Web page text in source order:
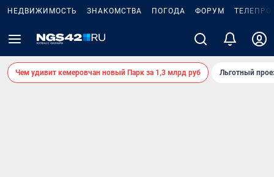
НЕДВИЖИМОСТЬ ЗНАКОМСТВА ПОГОДА ФОРУМ
Чем удивит кемеровчан новый Парк за 1,3 млрд руб Льготный